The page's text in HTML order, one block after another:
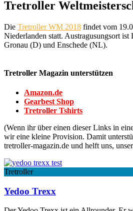
Tretroller
Die Tretroller WM 2018 findet vom
Niederlanden statt. Austragusungsort ist
Gronau (D) und Enschede (NL).
Tretroller Magazin unterstützen
Amazon.de
Gearbest Shop
Tretroller Tshirts
(Wenn ihr über einen dieser Links in
wir eine kleine Provision. Damit
tretroller-magazin.de und helft uns,
Tretroller
Yedoo Trexx